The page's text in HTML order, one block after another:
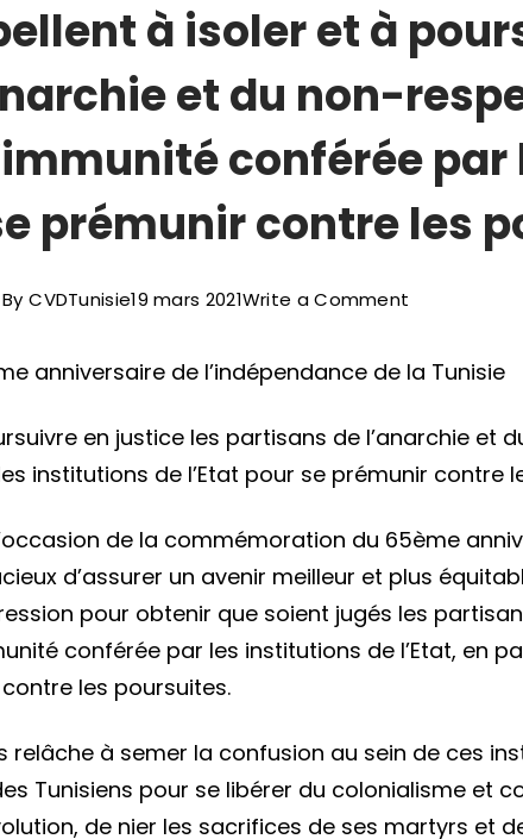
à isoler et à
et du non-
conférée
prémunir contre les
By CVDTunisie19 mars 2021Write a Comment
associations
à
isoler
poursuivre
justice
partisans
de
l’anarchie
anniversaire de l’indépendance de la Tunisie
en justice les partisans de l’anarchie et
institutions de l’Etat pour se prémunir contre
de la commémoration du 65ème
d’assurer un avenir meilleur et plus
pour obtenir que soient jugés les
conférée par les institutions de l’Etat, en
les poursuites.
relâche à semer la confusion au sein de ces
Tunisiens pour se libérer du colonialisme et
de nier les sacrifices de ses martyrs et